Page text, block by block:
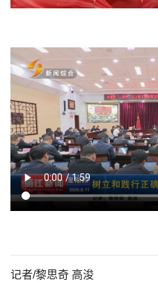
记者/黎思奇 高浚